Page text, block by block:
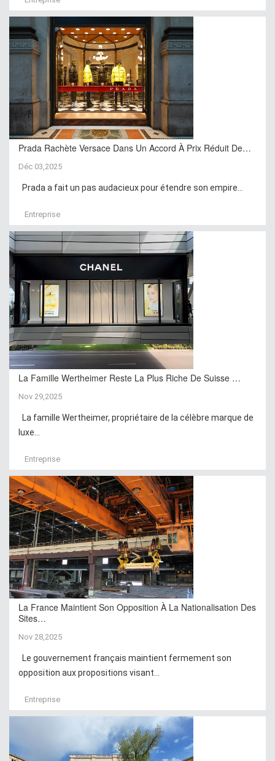
Prada Rachète Versace Dans Un Accord À Prix Réduit De…
Déc 03,2025
Prada a fait un pas audacieux pour étendre son empire...
Entreprise
La Famille Wertheimer Reste La Plus Riche De Suisse …
Nov 29,2025
La famille Wertheimer, propriétaire de la célèbre marque de
luxe...
Entreprise
La France Maintient Son Opposition À La Nationalisation Des
Sites…
Nov 28,2025
Le gouvernement français maintient fermement son
opposition aux propositions visant...
Entreprise